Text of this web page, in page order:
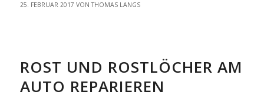
25. FEBRUAR 2017 VONTHOMAS LANGS
ROST UND ROSTLÖCHER AM
AUTO REPARIEREN